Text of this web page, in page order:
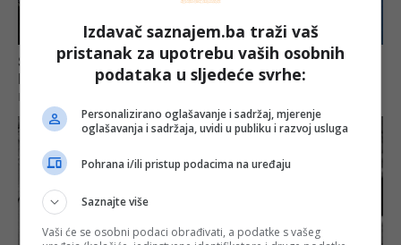
Izdavač saznajem.ba traži vaš
pristanak za upotrebu vaših osobnih
podataka u sljedeće svrhe:
Personalizirano oglašavanje i sadržaj, mjerenje
oglašavanja i sadržaja, uvidi u publiku i razvoj usluga
Pohrana i/ili pristup podacima na uređaju
Saznajte više
Vaši će se osobni podaci obrađivati, a podatke s vašeg